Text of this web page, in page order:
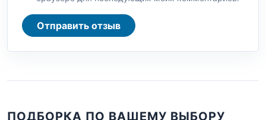
Отправить отзыв
ПОДБОРКА ПО ВАШЕМУ ВЫБОРУ